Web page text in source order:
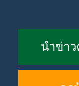
นำข่า